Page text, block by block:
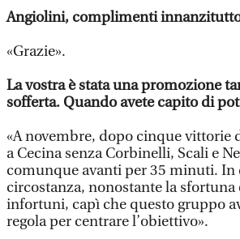
Angiolini, complimenti
«Grazie».
La vostra è stata una promozione
sofferta. Quando avete capito di
«A novembre, dopo cinque vittorie
a Cecina senza Corbinelli, Scali e
comunque avanti per 35 minuti. In
circostanza, nonostante la sfortuna
infortuni, capì che questo gruppo
regola per centrare l’obiettivo».